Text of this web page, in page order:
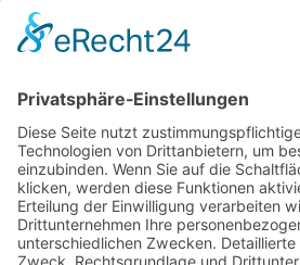
Urlaubsservice
Bücher, Karten &
Ihre Anreise
Wetter